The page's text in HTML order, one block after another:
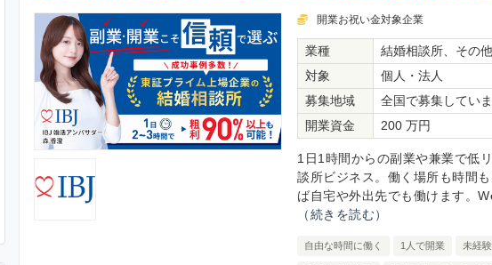
開業お祝い金対象企業
業種
結婚相談所、その
対象
個人・法人
募集地域
全国で募集してい
開業資金
200 万円
1日1時間からの副業や兼業で低
談所ビジネス。働く場所も時間
ば自宅や外出先でも働けます。
（続きを読む）
自由な時間に働く 1人で開業 未経